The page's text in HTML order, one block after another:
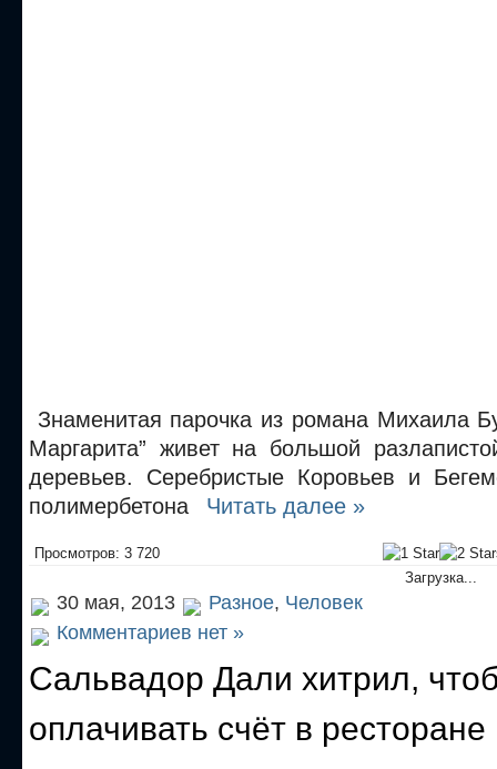
Знаменитая парочка из романа Михаила
Маргарита” живет на большой
деревьев. Серебристые Коровьев и
полимербетона
Читать далее »
Просмотров: 3 720
Загрузка...
30 мая, 2013 Разное, Человек
Комментариев нет »
Сальвадор Дали хитрил,
оплачивать счёт в ресторане